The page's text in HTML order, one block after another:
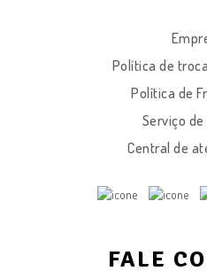
Política de
Política de
Serviço
Central de
FALE